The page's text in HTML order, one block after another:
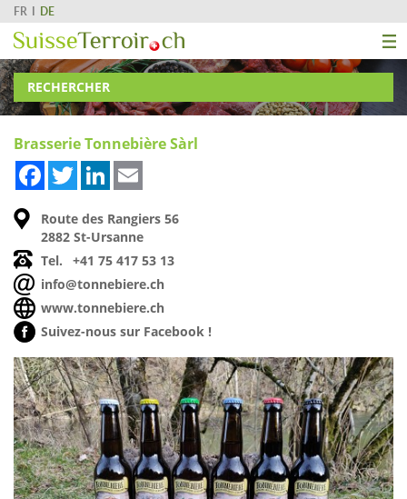
FR DE
RECHERCHER
Brasserie Tonnebière Sàrl
FacebookTwitterLinkedIn
Route des Rangiers 56
2882 St-Ursanne
Tel.
+41 75 417 53 13
info@tonnebiere.ch
www.tonnebiere.ch
Suivez-nous sur Facebook !